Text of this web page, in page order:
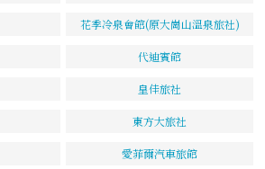
花季冷泉會館(原大崗山溫泉旅社)
代迪賓館
皇佳旅社
東方大旅社
愛菲爾汽車旅館